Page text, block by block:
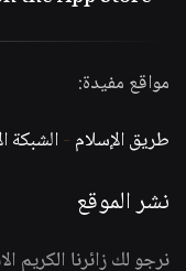
مواقع مفيدة:
طريق الإسلام -الشبكة
نشر الموقع
نرجو لك زائرنا الكريم